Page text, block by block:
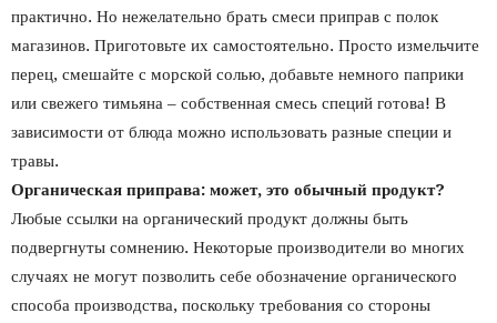
практично. Но нежелательно брать смеси приправ с полок
магазинов. Приготовьте их самостоятельно. Просто измельчите
перец, смешайте с морской солью, добавьте немного паприки
или свежего тимьяна – собственная смесь специй готова! В
зависимости от блюда можно использовать разные специи и
травы.
Органическая приправа: может, это обычный продукт?
Любые ссылки на органический продукт должны быть
подвергнуты сомнению. Некоторые производители во многих
случаях не могут позволить себе обозначение органического
способа производства, поскольку требования со стороны